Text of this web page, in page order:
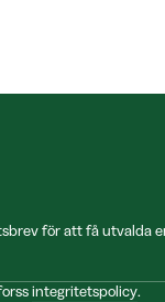
för att få utvalda
integritetspolicy.